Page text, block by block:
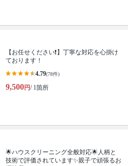
【お任せください❗️】丁寧な対応を心掛け
ております！
4.79(78件)
9,500円/ 1箇所
🌟ハウスクリーニング全般対応🌟人柄と
技術で評価されています✨親子で頑張るお